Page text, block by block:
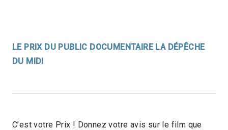
LE PRIX DU PUBLIC DOCUMENTAIRE LA DÉPÊCHE
DU MIDI
C’est votre Prix ! Donnez votre avis sur le film que